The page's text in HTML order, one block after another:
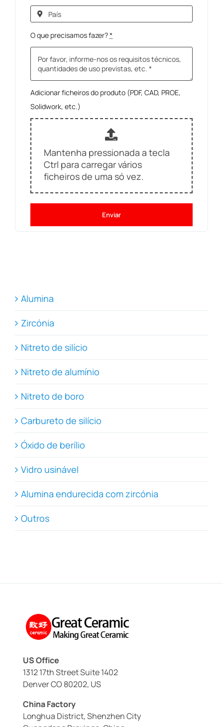
O que precisamos fazer?*
Adicionar ficheiros do produto (PDF, CAD, PROE,
Solidwork, etc.)
Mantenha pressionada a tecla
Ctrl para carregar vários
ficheiros de uma só vez.
Enviar
Alumina
Zircónia
Nitreto de silício
Nitreto de alumínio
Nitreto de boro
Carbureto de silício
Óxido de berílio
Vidro usinável
Alumina endurecida com zircónia
Outros
US Office
1312 17th Street Suite 1402
Denver CO 80202, US
China Factory
Longhua District, Shenzhen City